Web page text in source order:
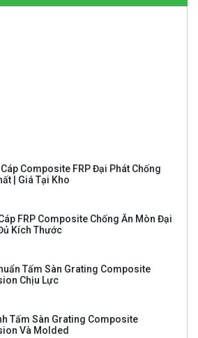
Tấm Sàn Grating Composite
Chịu Lực
Tấm Sàn Grating Composite
Và Molded
Rác Composite 860×430 – Giải
Nước Hiệu Quả, Bền Bỉ
rác composite 960×530 – Giải
ưu cho hệ thống thoát nước của bạn